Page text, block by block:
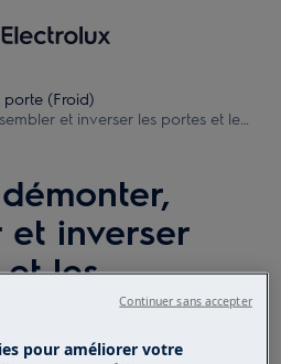
(Froid)
et inverser les portes et les
et inverser
les
pour améliorer votre
Continuer sans accepter